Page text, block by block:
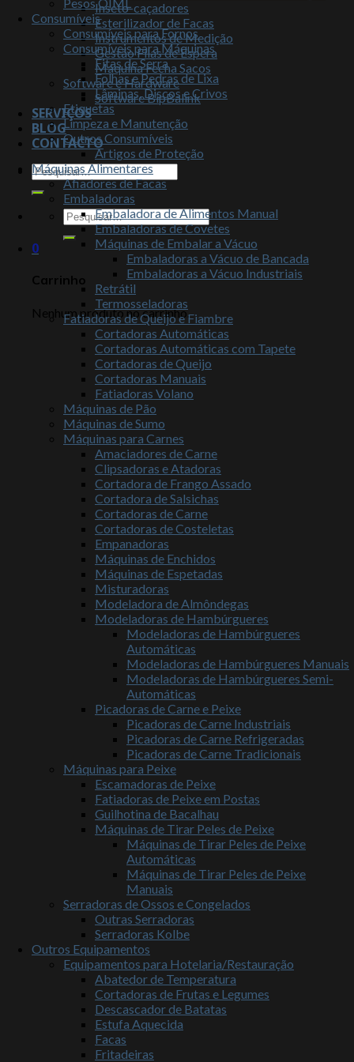
Inseto-caçadores
Esterilizador de Facas
Instrumentos de Medição
Gestão Filas de Espera
Máquina Fecha Sacos
Software e Hardware
Software BipBalink
SERVIÇOS
BLOG
CONTACTO
0
Carrinho
Nenhum produto no carrinho.
Consumíveis
Consumíveis para Fornos
Consumíveis para Máquinas
Fitas de Serra
Folhas e Pedras de Lixa
Lâminas, Discos e Crivos
Etiquetas
Limpeza e Manutenção
Outros Consumíveis
Artigos de Proteção
Máquinas Alimentares
Afiadores de Facas
Embaladoras
Embaladora de Alimentos Manual
Embaladoras de Covetes
Máquinas de Embalar a Vácuo
Embaladoras a Vácuo de Bancada
Embaladoras a Vácuo Industriais
Retrátil
Termosseladoras
Fatiadoras de Queijo e Fiambre
Cortadoras Automáticas
Cortadoras Automáticas com Tapete
Cortadoras de Queijo
Cortadoras Manuais
Fatiadoras Volano
Máquinas de Pão
Máquinas de Sumo
Máquinas para Carnes
Amaciadores de Carne
Clipsadoras e Atadoras
Cortadora de Frango Assado
Cortadora de Salsichas
Cortadoras de Carne
Cortadoras de Costeletas
Empanadoras
Máquinas de Enchidos
Máquinas de Espetadas
Misturadoras
Modeladora de Almôndegas
Modeladoras de Hambúrgueres
Modeladoras de Hambúrgueres
Automáticas
Modeladoras de Hambúrgueres Manuais
Modeladoras de Hambúrgueres Semi-
Automáticas
Picadoras de Carne e Peixe
Picadoras de Carne Industriais
Picadoras de Carne Refrigeradas
Picadoras de Carne Tradicionais
Máquinas para Peixe
Escamadoras de Peixe
Fatiadoras de Peixe em Postas
Guilhotina de Bacalhau
Máquinas de Tirar Peles de Peixe
Máquinas de Tirar Peles de Peixe
Automáticas
Máquinas de Tirar Peles de Peixe
Manuais
Serradoras de Ossos e Congelados
Outras Serradoras
Serradoras Kolbe
Outros Equipamentos
Equipamentos para Hotelaria/Restauração
Abatedor de Temperatura
Cortadoras de Frutas e Legumes
Descascador de Batatas
Estufa Aquecida
Facas
Fritadeiras